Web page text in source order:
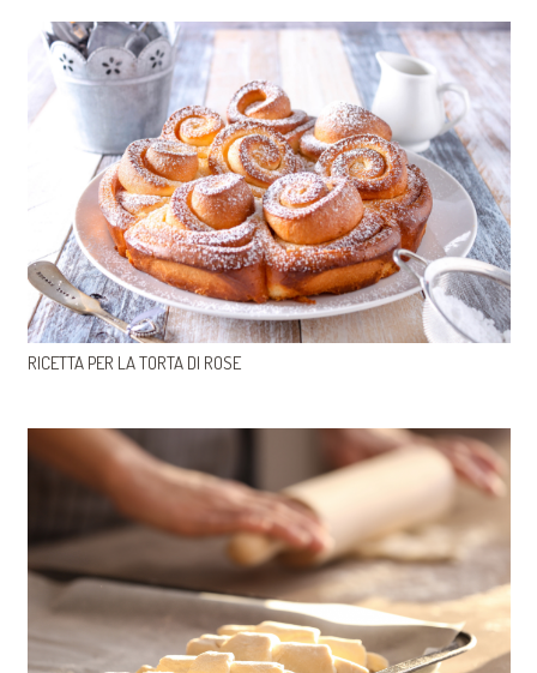
RICETTA PER LA TORTA DI ROSE